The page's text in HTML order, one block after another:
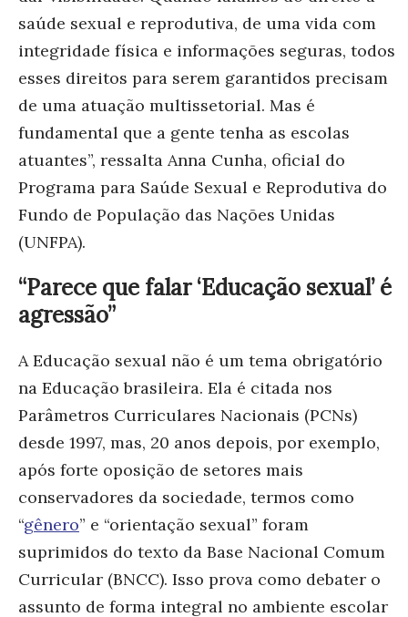
saúde sexual e reprodutiva, de uma vida com
integridade física e informações seguras, todos
esses direitos para serem garantidos precisam
de uma atuação multissetorial. Mas é
fundamental que a gente tenha as escolas
atuantes”, ressalta Anna Cunha, oficial do
Programa para Saúde Sexual e Reprodutiva do
Fundo de População das Nações Unidas
(UNFPA).
“Parece que falar ‘Educação sexual’ é
agressão”
A Educação sexual não é um tema obrigatório
na Educação brasileira. Ela é citada nos
Parâmetros Curriculares Nacionais (PCNs)
desde 1997, mas, 20 anos depois, por exemplo,
após forte oposição de setores mais
conservadores da sociedade, termos como
“gênero” e “orientação sexual” foram
suprimidos do texto da Base Nacional Comum
Curricular (BNCC). Isso prova como debater o
assunto de forma integral no ambiente escolar